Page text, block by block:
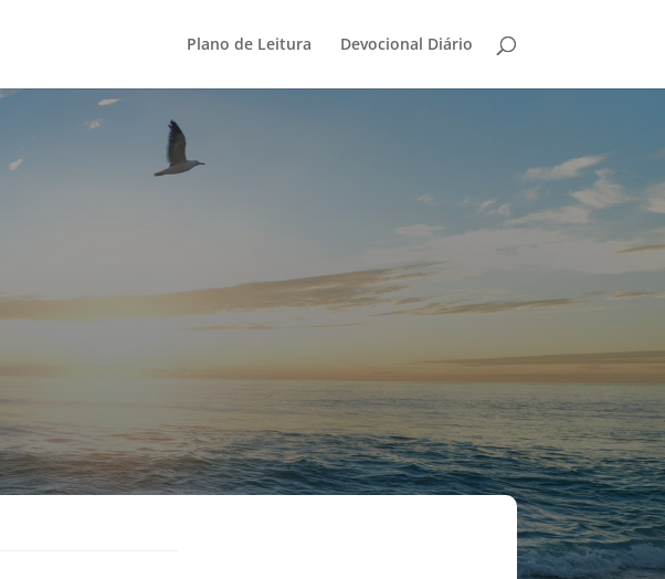
Plano de Leitura Devocional Diário